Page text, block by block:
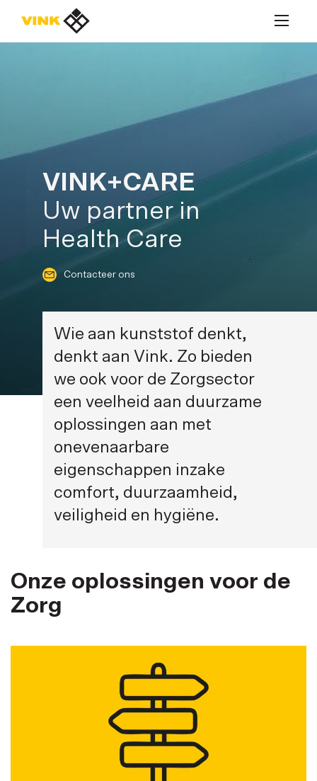
Contacteer ons
Oplossingen
Producten
Realisaties
Contacteer ons
VINK+CARE
Uw partner in
Health Care
Contacteer ons
Wie aan kunststof denkt,
denkt aan Vink. Zo bieden
we ook voor de Zorgsector
een veelheid aan duurzame
oplossingen aan met
onevenaarbare
eigenschappen inzake
comfort, duurzaamheid,
veiligheid en hygiëne.
Onze oplossingen voor de
Zorg